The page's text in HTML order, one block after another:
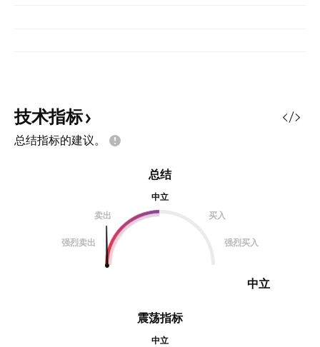
技术指标
总结指标的建议。
震荡指标
中立
总结
中立
卖出
买入
强烈卖出 强烈买入
中立